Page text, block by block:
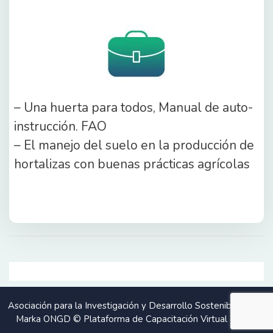
– Una huerta para todos, Manual de auto-
instrucción. FAO
– El manejo del suelo en la producción de
hortalizas con buenas prácticas agrícolas
Asociación para la Investigación y Desarrollo Sostenible Suma
Marka ONGD © Plataforma de Capacitación Virtual - 2026